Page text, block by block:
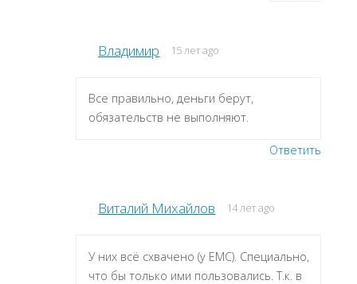
Владимир 15 лет ago
Все правильно, деньги берут,
обязательств не выполняют.
Ответить
Виталий Михайлов 14 лет ago
У них всё схвачено (у ЕМС). Специально,
что бы только ими пользовались. Т.к. в